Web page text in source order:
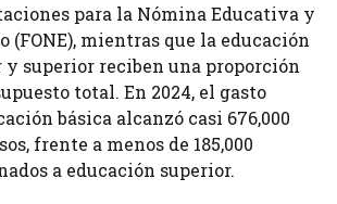
para la Nómina Educativa y
(FONE), mientras que la educación
y superior reciben una proporción
total. En 2024, el gasto
básica alcanzó casi 676,000
frente a menos de 185,000
a educación superior.